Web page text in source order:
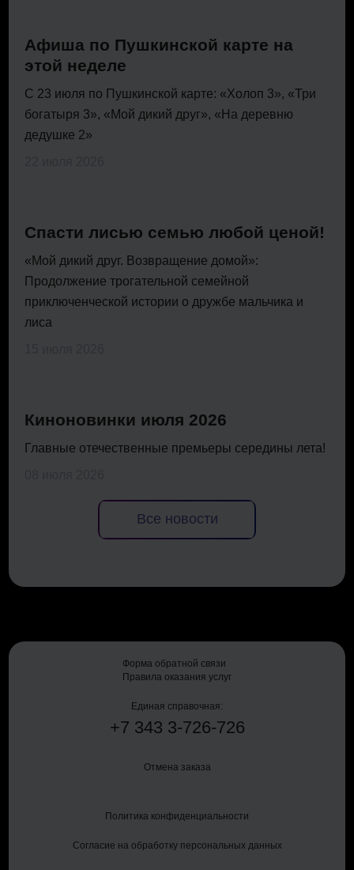
Афиша по Пушкинской карте на
этой неделе
С 23 июля по Пушкинской карте: «Холоп 3», «Три
богатыря 3», «Мой дикий друг», «На деревню
дедушке 2»
Спасти лисью семью любой ценой!
«Мой дикий друг. Возвращение домой»:
Продолжение трогательной семейной
приключенческой истории о дружбе мальчика и
лиса
Киноновинки июля 2026
Главные отечественные премьеры середины лета!
Все новости
Правила оказания услуг
Форма обратной связи
Единая справочная:
+7 343 3-726-726
Отмена заказа
Политика конфиденциальности
Согласие на обработку персональных данных